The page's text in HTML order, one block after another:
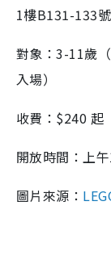
1樓B131-133號
對象：3-11歲
入場）
收費： $240 起
開放時間：上午
圖片來源：